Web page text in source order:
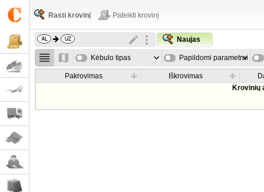
Rasti krovinį Pateikti krovinį
Naujas
Kėbulo tipas Papildomi parametrai
Pakrovimas Iškrovimas
Krovinių